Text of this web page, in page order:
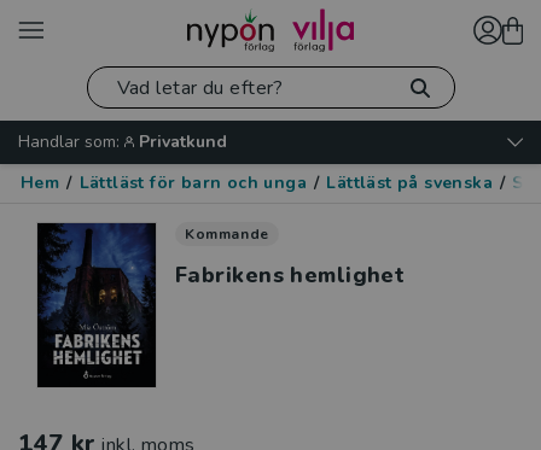
Handlar som:
Privatkund
Hem / Lättläst för barn och unga / Lättläst på svenska /
Kommande
Fabrikens hemlighet